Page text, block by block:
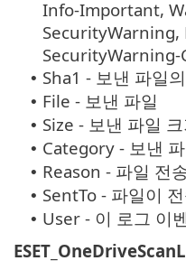
Info-Important,
SecurityWarning,
SecurityWarning-
• Sha1 - 보낸 파일
• File - 보낸 파일
• Size - 보낸 파일 크
• Category - 보낸
• Reason - 파일 전
• SentTo - 파일이 전
• User - 이 로그 이